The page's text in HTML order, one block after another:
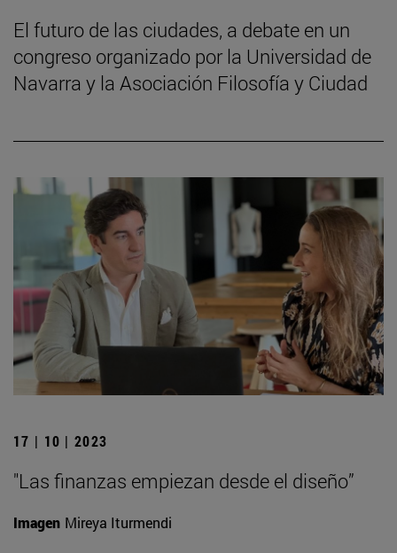
El futuro de las ciudades, a debate en un
congreso organizado por la Universidad de
Navarra y la Asociación Filosofía y Ciudad
17 | 10 | 2023
"Las finanzas empiezan desde el diseño”
Imagen Mireya Iturmendi